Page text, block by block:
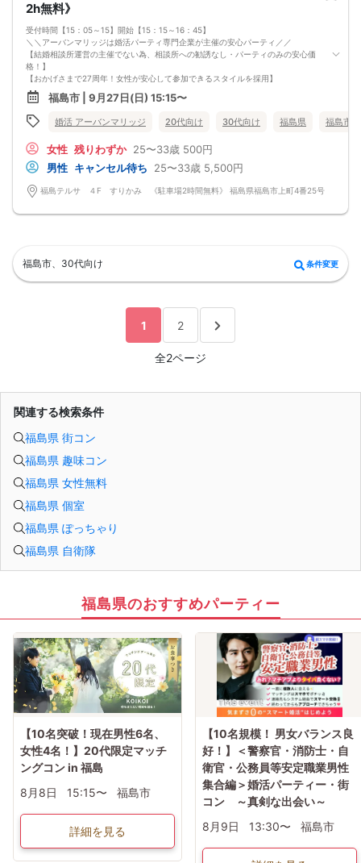
2h無料》
受付時間【15：05～15】開始【15：15～16：45】
＼＼アーバンマリッジは婚活パーティ専門企業が主催の安心パーティ／／
【結婚相談所運営の主催でない為、相談所への勧誘なし・パーティのみの安心価
格！】
【おかげさまで27周年！女性が安心して参加できるスタイルを採用】
・フリータイムなし・人前での告白なし
・女性の移動なし
・女性先退出の出待ちNG対応
・連絡先交換自由・交換強要NG 等
◆◇第一印象はシステム分析で明瞭なカップル指名サポート※オリジナル 天使の
カード発行
◆◇ドレスコードなし！カジュアルスタイルでＯＫ！
◆◇男女バランス調整 最大でも±3名様までに調整いたします。
【人数調整が必要な企画ですので予定確定の上ご予約お願いいたします。キャン
セル料（定価）は3日前から発生いたします。
各最低3名様以上の異性の方と出会える企画です。今回の会場は最大12：12となり
【中止判断タイミング】
福島市 | 9月27日(日) 15:15〜
婚活 アーバンマリッジ 20代向け 30代向け 福島県 福島市
女性 残りわずか 25〜33歳 500円
男性 キャンセル待ち 25〜33歳 5,500円
福島テルサ ４F すりかみ 《駐車場2時間無料》 福島県福島市上町4番25号
福島市、30代向け 条件変更
1 2
全2ページ
関連する検索条件
福島県 街コン
福島県 趣味コン
福島県 女性無料
福島県 個室
福島県 ぽっちゃり
福島県 自衛隊
福島県のおすすめパーティー
【10名突破！現在男性6名、
女性4名！】20代限定マッチ
ングコン in 福島
8月8日
15:15〜 福島市
詳細を見る
【10名規模！ 男女バランス良
好！】＜警察官・消防士・自
衛官・公務員等安定職業男性
集合編＞婚活パーティー・街
コン ～真剣な出会い～
8月9日
13:30〜 福島市